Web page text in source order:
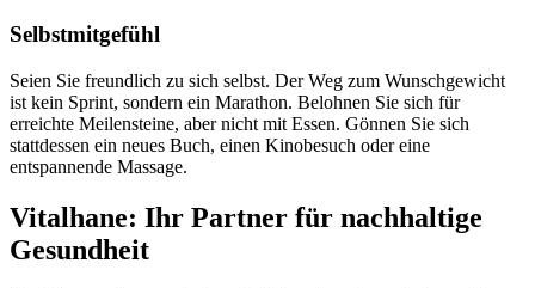
Selbstmitgefühl
Seien Sie freundlich zu sich selbst. Der Weg zum Wunschgewicht
ist kein Sprint, sondern ein Marathon. Belohnen Sie sich für
erreichte Meilensteine, aber nicht mit Essen. Gönnen Sie sich
stattdessen ein neues Buch, einen Kinobesuch oder eine
entspannende Massage.
Vitalhane: Ihr Partner für nachhaltige
Gesundheit